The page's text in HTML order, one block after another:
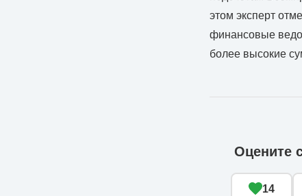
этом эксперт
финансовые
более высокие
Оцените
14